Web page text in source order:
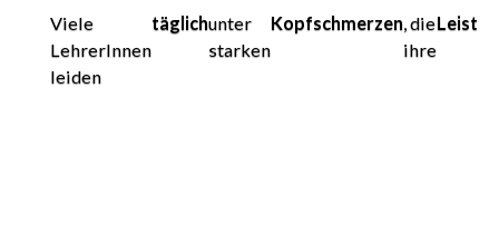
Viele
LehrerInnen
leiden
täglichunter
starken
Kopfschmerzen , die
ihre